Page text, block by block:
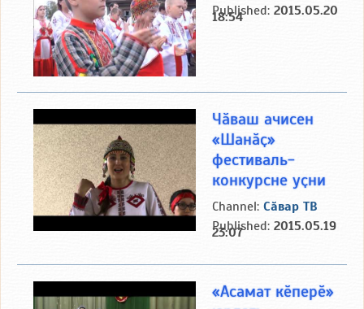
Published: 2015.05.20
18:54
Чӑваш ачисен
«Шанӑҫ»
фестиваль-
конкурсне уҫни
Channel: Сӑвар ТВ
Published: 2015.05.19
23:07
«Асамат кӗперӗ»